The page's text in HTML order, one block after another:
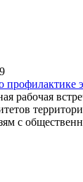
рабочая
с